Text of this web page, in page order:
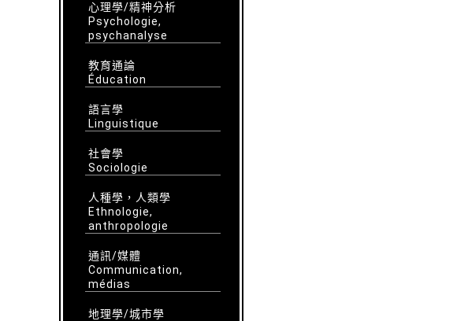
心理學/精神分析
Psychologie,
psychanalyse
教育通論
Éducation
語言學
Linguistique
社會學
Sociologie
人種學，人類學
Ethnologie,
anthropologie
通訊/媒體
Communication,
médias
地理學/城市學